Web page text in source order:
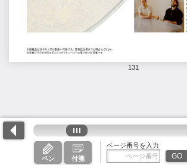
131
ペン 付箋
ページ番号を入力
GO